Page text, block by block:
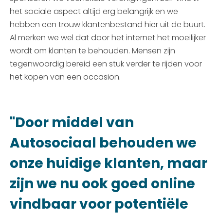
het sociale aspect altijd erg belangrijk en we
hebben een trouw klantenbestand hier uit de buurt.
Al merken we wel dat door het internet het moeilijker
wordt om klanten te behouden. Mensen zijn
tegenwoordig bereid een stuk verder te rijden voor
het kopen van een occasion.
"Door middel van
Autosociaal behouden we
onze huidige klanten, maar
zijn we nu ook goed online
vindbaar voor potentiële